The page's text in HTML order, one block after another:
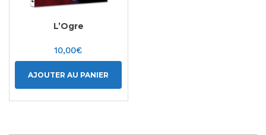
L’Ogre
10,00€
AJOUTER AU PANIER